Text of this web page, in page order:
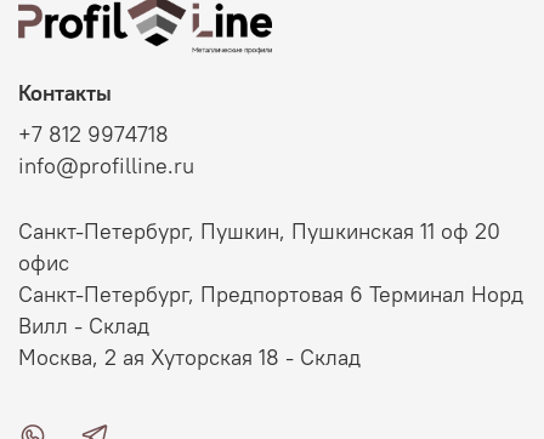
Контакты
+7 812 9974718
info@profilline.ru
Санкт-Петербург, Пушкин, Пушкинская 11 оф 20
офис
Санкт-Петербург, Предпортовая 6 Терминал Норд
Вилл - Склад
Москва, 2 ая Хуторская 18 - Склад